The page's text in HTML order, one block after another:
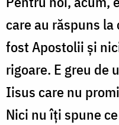
care au răspuns la
fost Apostolii și
rigoare. E greu de
Iisus care nu
Nici nu îți spune